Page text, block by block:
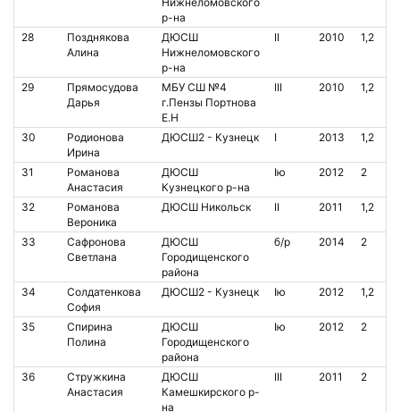
р-на
28
Позднякова
Алина
ДЮСШ
Нижнеломовского
р-на
II 2010 1,2
29
Прямосудова
Дарья
МБУ СШ №4
г.Пензы Портнова
Е.Н
III 2010 1,2
30
Родионова
Ирина
ДЮСШ2 - Кузнецк I 2013 1,2
31
Романова
Анастасия
ДЮСШ
Кузнецкого р-на
Iю 2012 2
32
Романова
Вероника
ДЮСШ Никольск II 2011 1,2
33
Сафронова
Светлана
ДЮСШ
Городищенского
района
б/р 2014 2
34
Солдатенкова
София
ДЮСШ2 - Кузнецк Iю 2012 1,2
35
Спирина
Полина
ДЮСШ
Городищенского
района
Iю 2012 2
36
Стружкина
Анастасия
ДЮСШ
Камешкирского р-
на
III 2011 2